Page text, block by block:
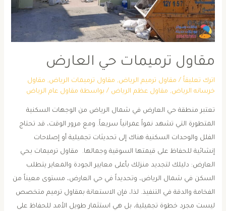
مقاول ترميمات حي العارض
اترك تعليقاً / مقاول ترميم الرياض, مقاول ترميمات الرياض, مقاول
خرسانه الرياض, مقاول عظم الرياض / بواسطة مقاول عام الرياض
تعتبر منطقة حي العارض في شمال الرياض من الوجهات السكنية
المتطورة التي تشهد نمواً عمرانياً سريعاً. ومع مرور الوقت، قد تحتاج
الفلل والوحدات السكنية هناك إلى تحديثات تجميلية أو إصلاحات
إنشائية للحفاظ على قيمتها السوقية وجمالها. ​ ​مقاول ترميمات بحي
العارض: دليلك لتجديد منزلك بأعلى معايير الجودة والمعاير ​يتطلب
السكن في شمال الرياض، وتحديداً في حي العارض، مستوى معيناً من
الفخامة والدقة في التنفيذ. لذا، فإن الاستعانة بمقاول ترميم متخصص
ليست مجرد خطوة تجميلية، بل هي استثمار طويل الأمد للحفاظ على